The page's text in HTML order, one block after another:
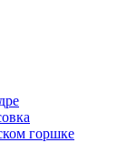
горшке